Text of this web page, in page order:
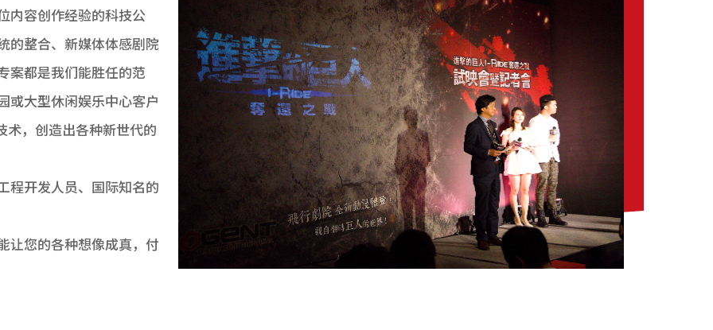
内容创作经验的科技公
的整合、新媒体体感剧院
案都是我们能胜任的范
或大型休闲娱乐中心客户
术，创造出各种新世代的
程开发人员、国际知名的
让您的各种想像成真，付